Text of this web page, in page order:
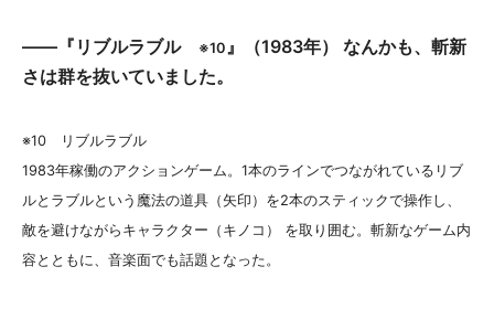
――『リブルラブル ※10』（1983年） なんかも、斬新
さは群を抜いていました。
※10 リブルラブル
1983年稼働のアクションゲーム。1本のラインでつながれているリブ
ルとラブルという魔法の道具（矢印）を2本のスティックで操作し、
敵を避けながらキャラクター（キノコ） を取り囲む。斬新なゲーム内
容とともに、音楽面でも話題となった。